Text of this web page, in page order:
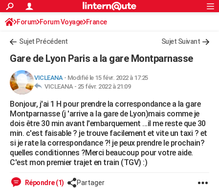
ACTUALITÉS
Politique
Société
Faits Divers
Education
Monde
Villes
+
FINANCE
Retraite
Impôts
Epargne
Immobilier
Risques naturels par ville
Banque
Assurance
Crédit
AUTO
Essais
Réserver un essai
Citadines
Berlines
SUV
Forum auto
+HIGH-TECH
Mobiles
Meilleur smartphone
Internet
Ordinateurs
Jeux vidéo
Guide high-tech
+BRICOLAGE
Forum
Aménagement intérieur
Extérieur
Cuisine
Salle de bains
Jardinage
Rangement
WEEK-END
Guides de France
Week-end nature
S'inscrire
Connexion
Forum Forum Voyage France
Sujet Précédent Sujet Suivant
Gare de Lyon Paris a la gare Montparnasse
VICLEANA- Modifié le 15 févr. 2022 à 17:25
VICLEANA - 25 févr. 2022 à 21:09
Bonjour, j'ai 1 H pour prendre la correspondance a la gare
Montparnasse (j 'arrive a la gare de Lyon)mais comme je
dois être 30 min avant l'embarquement ...il me reste que 30
min. c'est faisable ? je trouve facilement et vite un taxi ? et
si je rate la correspondance ?! je peux prendre le prochain?
quelles conditionnes ?Merci beaucoup pour votre aide.
C'est mon premier trajet en train (TGV) :)
Répondre (1) Partager